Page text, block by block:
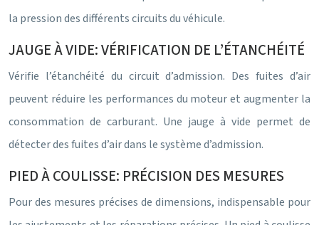
la pression des différents circuits du véhicule.
JAUGE À VIDE: VÉRIFICATION DE L’ÉTANCHÉITÉ
Vérifie l’étanchéité du circuit d’admission. Des fuites d’air
peuvent réduire les performances du moteur et augmenter la
consommation de carburant. Une jauge à vide permet de
détecter des fuites d’air dans le système d’admission.
PIED À COULISSE: PRÉCISION DES MESURES
Pour des mesures précises de dimensions, indispensable pour